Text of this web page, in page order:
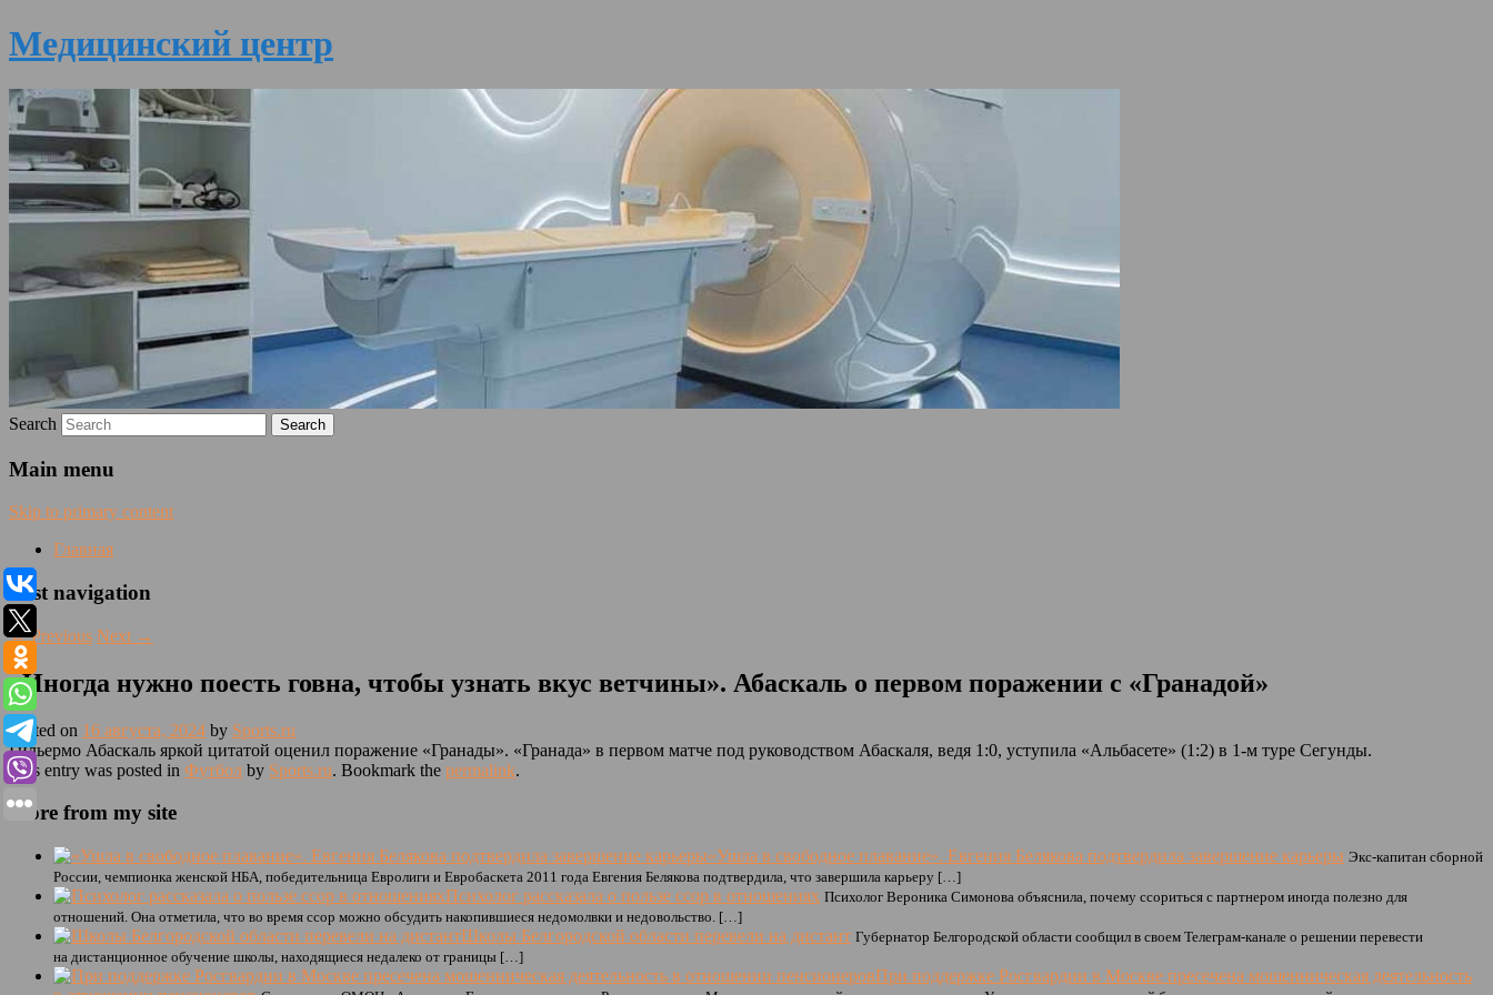
Медицинский центр
Search
Main menu
Skip to primary content
Главная
Post navigation
←Previous Next →
«Иногда нужно поесть говна, чтобы узнать вкус ветчины». Абаскаль о первом поражении с «Гранадой»
Posted on 16 августа, 2024 by Sports.ru
Гильермо Абаскаль яркой цитатой оценил поражение «Гранады». «Гранада» в первом матче под руководством Абаскаля, ведя 1:0, уступила «Альбасете» (1:2) в 1-м туре Сегунды.
This entry was posted in Футбол by Sports.ru. Bookmark the permalink.
More from my site
«Ушла в свободное плавание». Евгения Белякова подтвердила завершение карьеры Экс-капитан сборной
России, чемпионка женской НБА, победительница Евролиги и Евробаскета 2011 года Евгения Белякова подтвердила, что завершила карьеру […]
Психолог рассказала о пользе ссор в отношениях Психолог Вероника Симонова объяснила, почему ссориться с партнером иногда полезно для
отношений. Она отметила, что во время ссор можно обсудить накопившиеся недомолвки и недовольство. […]
Школы Белгородской области перевели на дистант Губернатор Белгородской области сообщил в своем Телеграм-канале о решении перевести
на дистанционное обучение школы, находящиеся недалеко от границы […]
При поддержке Росгвардии в Москве пресечена мошенническая деятельность